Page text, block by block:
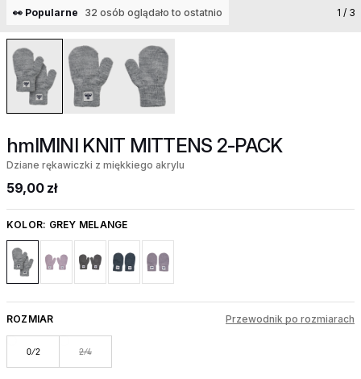
👀 Popularne 32 osób oglądało to ostatnio 1 / 3
hmlMINI KNIT MITTENS 2-PACK
Dziane rękawiczki z miękkiego akrylu
59,00 zł
KOLOR: GREY MELANGE
ROZMIAR Przewodnik po rozmiarach
0/2 2/4